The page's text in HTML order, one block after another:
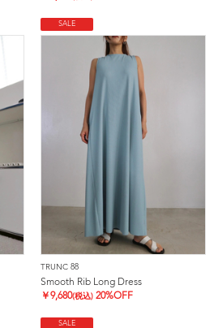
SALE
TRUNC 88
Smooth Rib Long Dress
￥9,680(税込) 20%OFF
SALE